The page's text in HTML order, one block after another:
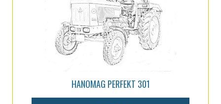
HANOMAG PERFEKT 301